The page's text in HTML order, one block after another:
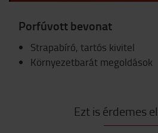
Porfúvott bevonat
Strapabíró, tartós kivitel
Környezetbarát megoldások
Ezt is érdemes